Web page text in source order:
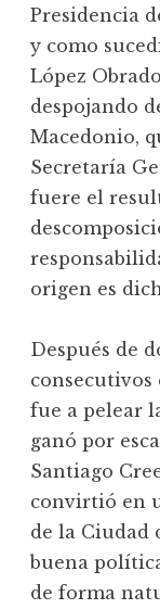
Presidencia
y como
López
despojando
Macedonio,
Secretaría
fuere el
origen es
Después de
consecutivos
fue a pelear
ganó por
Santiago
convirtió en
de la Ciudad
buena
de forma